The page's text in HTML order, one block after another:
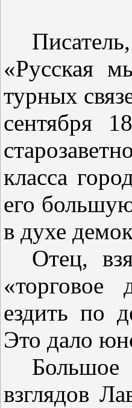
«Русская
турных
сентября
класса
его
в духе
Отец,
«торговое
ездить по
Это дало
взглядов